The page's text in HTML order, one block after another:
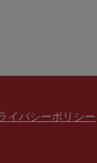
イバシーポリシー